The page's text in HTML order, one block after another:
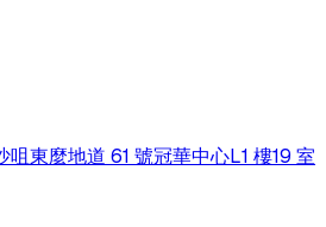
咀東麼地道 61 號冠華中心L1 樓19 室